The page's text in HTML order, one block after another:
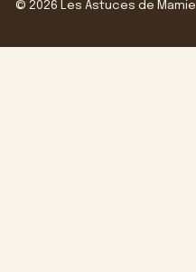
© 2026 Les Astuces de Mamie